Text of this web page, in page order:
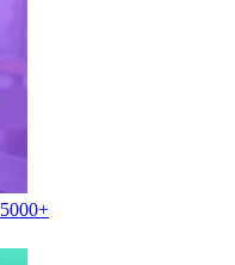
5000+